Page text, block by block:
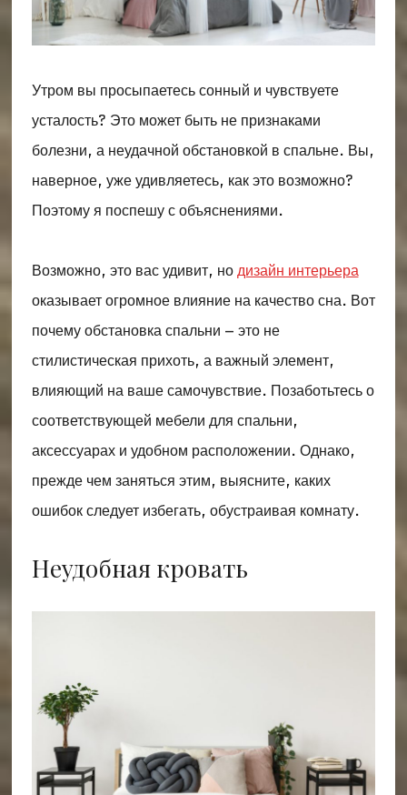
Утром вы просыпаетесь сонный и чувствуете
усталость? Это может быть не признаками
болезни, а неудачной обстановкой в спальне. Вы,
наверное, уже удивляетесь, как это возможно?
Поэтому я поспешу с объяснениями.
Возможно, это вас удивит, нодизайн интерьера
оказывает огромное влияние на качество сна. Вот
почему обстановка спальни – это не
стилистическая прихоть, а важный элемент,
влияющий на ваше самочувствие. Позаботьтесь о
соответствующей мебели для спальни,
аксессуарах и удобном расположении. Однако,
прежде чем заняться этим, выясните, каких
ошибок следует избегать, обустраивая комнату.
Неудобная кровать